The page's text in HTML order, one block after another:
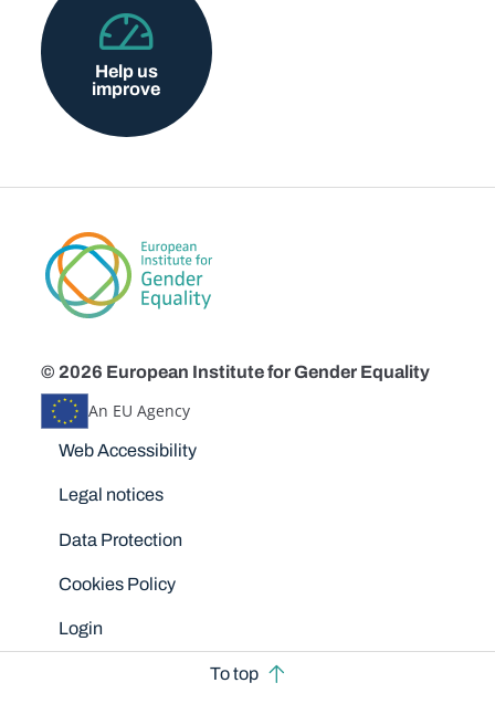
Help us
improve
© 2026 European Institute for Gender Equality
An EU Agency
Disclaimers
Web Accessibility
Legal notices
Data Protection
Cookies Policy
Login
To top